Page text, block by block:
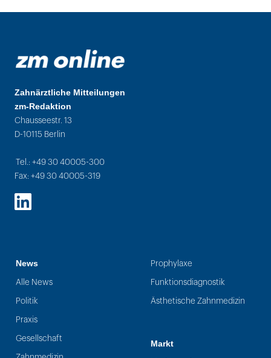
Zahnärztliche Mitteilungen
zm-Redaktion
Chausseestr. 13
D-10115 Berlin
Tel.: +49 30 40005-300
Fax: +49 30 40005-319
LinkedIn
News
Alle News
Politik
Praxis
Gesellschaft
Prophylaxe
Funktionsdiagnostik
Ästhetische Zahnmedizin
Markt